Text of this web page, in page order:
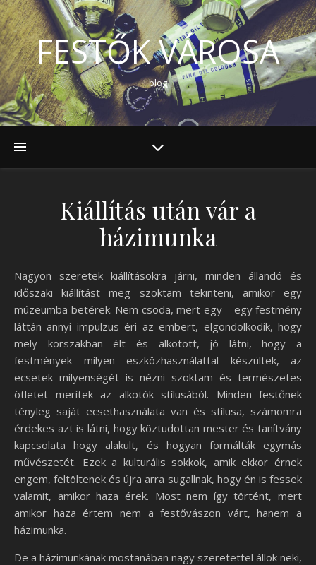
FESTŐK VÁROSA
blog
Kiállítás után vár a
házimunka
Nagyon szeretek kiállításokra járni, minden állandó és
időszaki kiállítást meg szoktam tekinteni, amikor egy
múzeumba betérek. Nem csoda, mert egy – egy festmény
láttán annyi impulzus éri az embert, elgondolkodik, hogy
mely korszakban élt és alkotott, jó látni, hogy a
festmények milyen eszközhasználattal készültek, az
ecsetek milyenségét is nézni szoktam és természetes
ötletet merítek az alkotók stílusából. Minden festőnek
tényleg saját ecsethasználata van és stílusa, számomra
érdekes azt is látni, hogy köztudottan mester és tanítvány
kapcsolata hogy alakult, és hogyan formálták egymás
művészetét. Ezek a kulturális sokkok, amik ekkor érnek
engem, feltöltenek és újra arra sugallnak, hogy én is fessek
valamit, amikor haza érek. Most nem így történt, mert
amikor haza értem nem a festővászon várt, hanem a
házimunka.
De a házimunkának mostanában nagy szeretettel állok neki,